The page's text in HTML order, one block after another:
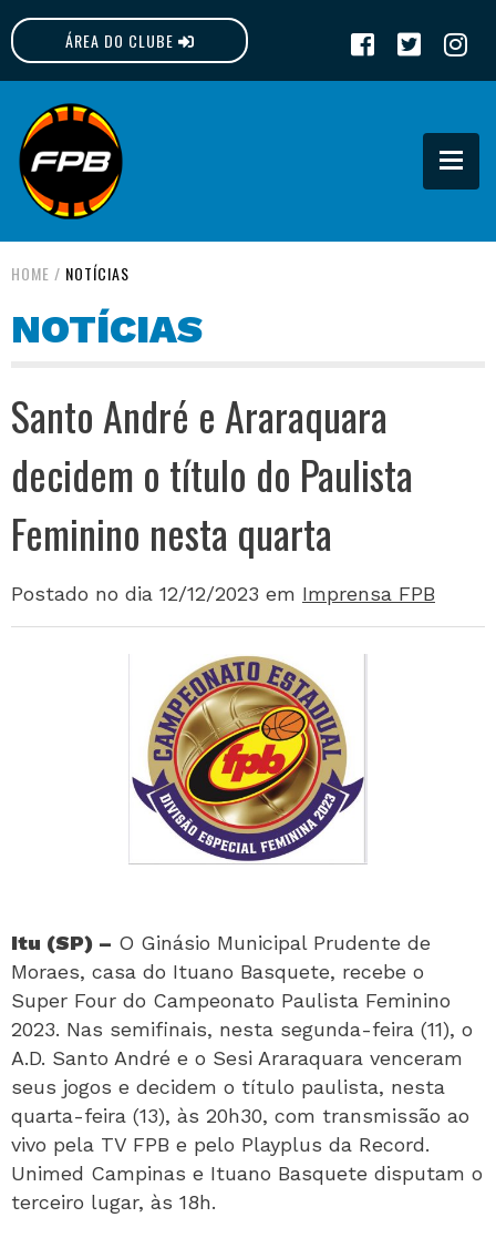
ÁREA DO CLUBE
FPB
HOME / NOTÍCIAS
NOTÍCIAS
Santo André e Araraquara
decidem o título do Paulista
Feminino nesta quarta
Postado no dia 12/12/2023 em Imprensa FPB
Itu (SP) – O Ginásio Municipal Prudente de
Moraes, casa do Ituano Basquete, recebe o
Super Four do Campeonato Paulista Feminino
2023. Nas semifinais, nesta segunda-feira (11), o
A.D. Santo André e o Sesi Araraquara venceram
seus jogos e decidem o título paulista, nesta
quarta-feira (13), às 20h30, com transmissão ao
vivo pela TV FPB e pelo Playplus da Record.
Unimed Campinas e Ituano Basquete disputam o
terceiro lugar, às 18h.